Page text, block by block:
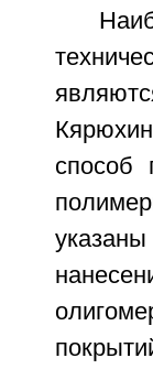
способ